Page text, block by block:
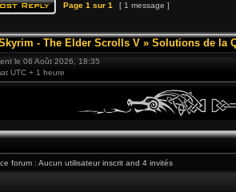
Page 1 sur 1 [ 1 message ]
- The Elder Scrolls V » Solutions de la
le 06 Août 2026, 18:35
UTC + 1 heure
forum : Aucun utilisateur inscrit and 4 invités